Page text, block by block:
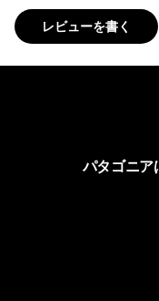
レビューを書く
パタゴニア